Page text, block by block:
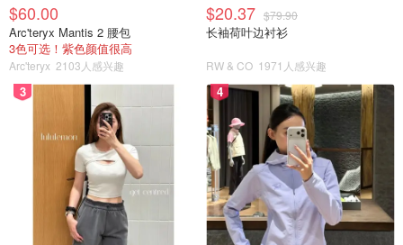
$60.00
Arc'teryx Mantis 2 腰包
3色可选！紫色颜值很高
Arc'teryx 2103人感兴趣
$20.37 $79.90
长袖荷叶边衬衫
RW & CO 1971人感兴趣
3 4